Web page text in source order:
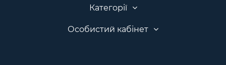
Категорії
Особистий кабінет